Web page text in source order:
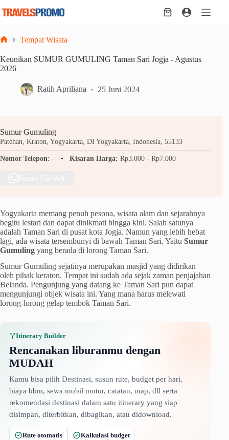
Shopping
Tempat Wisata
Keunikan SUMUR GUMULING Taman Sari Jogja - Agustus
2026
Ratih Apriliana 25 Juni 2024
Sumur Gumuling
Patehan, Kraton, Yogyakarta, DI Yogyakarta, Indonesia, 55133
Nomor Telepon: - Kisaran Harga: Rp3.000 - Rp7.000
Yogyakarta memang penuh pesona, wisata alam dan sejarahnya
begitu lestari dan dapat dinikmati hingga kini. Salah satunya
adalah Taman Sari di pusat kota Jogja. Namun yang lebih hebat
lagi, ada wisata tersembunyi di bawah Taman Sari. Yaitu Sumur
Gumuling yang berada di lorong Taman Sari.
Sumur Gumuling sejatinya merupakan masjid yang didirikan
oleh pihak keraton. Tempat ini sudah ada sejak zaman penjajahan
Belanda. Pengunjung yang datang ke Taman Sari pun dapat
mengunjungi objek wisata ini. Yang mana harus melewati
lorong-lorong gelap tembok Taman Sari.
Itinerary Builder
Rencanakan liburanmu dengan
MUDAH
Kamu bisa pilih Destinasi, susun rute, budget per hari,
biaya bbm, sewa mobil motor, catatan, map, dll serta
rekomendasi destinasi dalam satu itinerary yang siap
disimpan, diterbitkan, dibagikan, atau didownload.
Rute otomatis
Kalkulasi budget